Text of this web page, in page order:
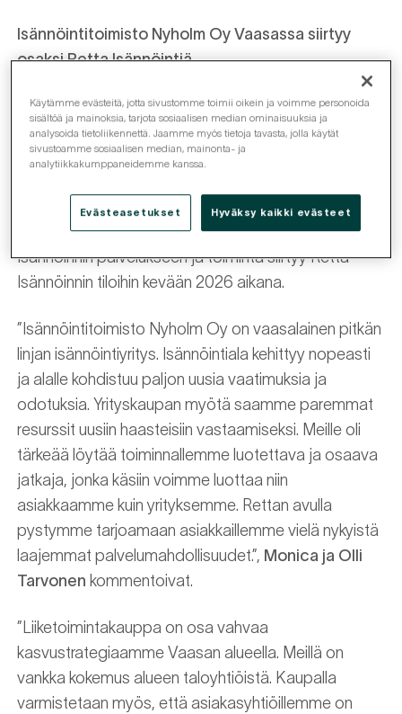
Isännöintitoimisto Nyholm Oy Vaasassa siirtyy
osaksi RettaIsännöintiä
Oy Isänn.toim. Nyholm Disp.byrå Ab ja Retta
Isännöinti ovat tehneet kaupan, jonka myötä
Isännöintitoimisto Nyholm Oy:n liiketoiminta ja
Liiketoiminnan siirtymisen myötä Isännöintitoimisto
Nyholm Oy:n kaikki työntekijät siirtyvät Retta
Isännöinnin palvelukseen ja toiminta siirtyy Retta
Isännöinnin tiloihin kevään 2026 aikana.
”Isännöintitoimisto Nyholm Oy on vaasalainen pitkän
linjan isännöintiyritys. Isännöintiala kehittyy nopeasti
ja alalle kohdistuu paljon uusia vaatimuksia ja
odotuksia. Yrityskaupan myötä saamme paremmat
resurssit uusiin haasteisiin vastaamiseksi. Meille oli
tärkeää löytää toiminnallemme luotettava ja osaava
jatkaja, jonka käsiin voimme luottaa niin
asiakkaamme kuin yrityksemme. Rettan avulla
pystymme tarjoamaan asiakkaillemme vielä nykyistä
laajemmat palvelumahdollisuudet.”, Monica ja Olli
Tarvonen kommentoivat.
”Liiketoimintakauppa on osa vahvaa
kasvustrategiaamme Vaasan alueella. Meillä on
vankka kokemus alueen taloyhtiöistä. Kaupalla
varmistetaan myös, että asiakasyhtiöillemme on
Käytämme evästeitä, jotta sivustomme toimii oikein ja voimme personoida
sisältöä ja mainoksia, tarjota sosiaalisen median ominaisuuksia ja
analysoida tietoliikennettä. Jaamme myös tietoja tavasta, jolla käytät
sivustoamme sosiaalisen median, mainonta- ja
analytiikkakumppaneidemme kanssa.
Evästeasetukset Hyväksy kaikki evästeet